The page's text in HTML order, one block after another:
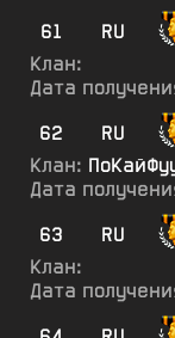
61
RU
Клан:
Дата
62
RU
Клан:
Дата
63
RU
Клан:
Дата